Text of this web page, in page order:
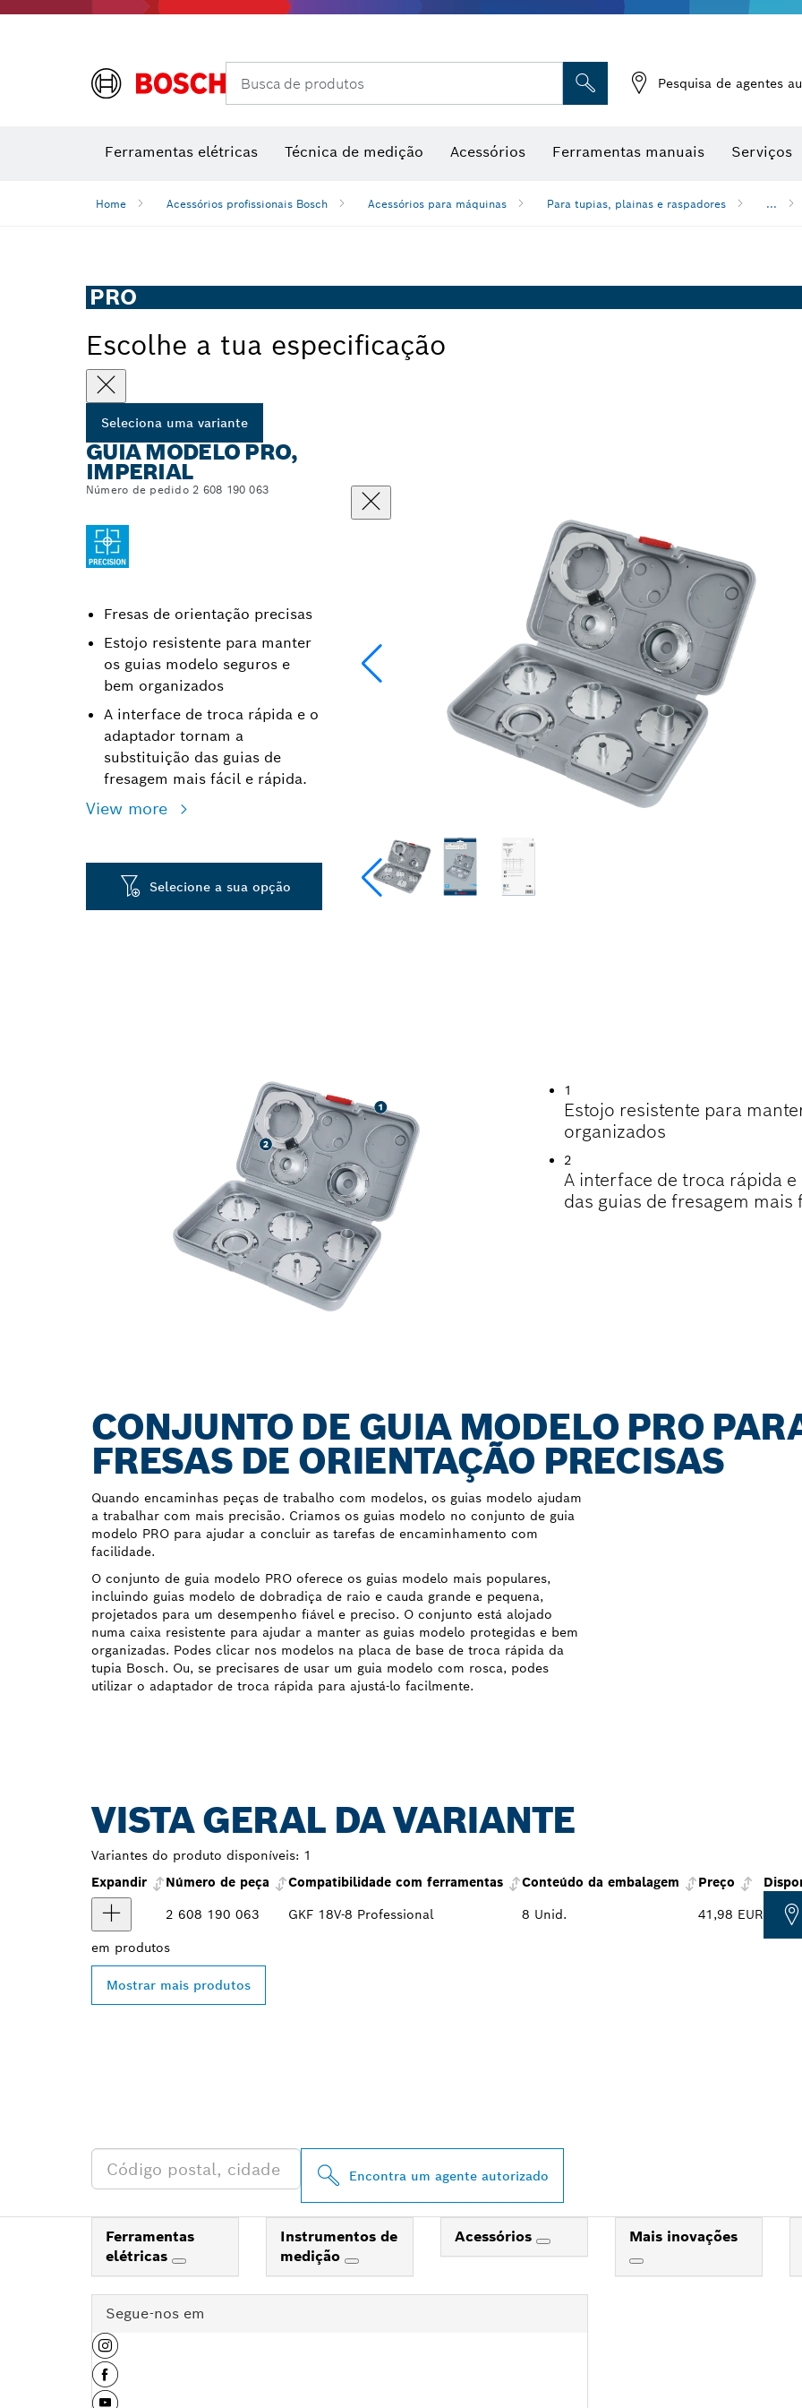
Busca de produtos Pesquisa de agentes
Ferramentas elétricas Técnica de medição Acessórios Ferramentas manuais Serviços
Home Acessórios profissionais Bosch Acessórios para máquinas Para tupias, plainas e raspadores ...
PRO
Escolhe a tua especificação
Seleciona uma variante
GUIA MODELO PRO,
IMPERIAL
Número de pedido 2 608 190 063
Fresas de orientação precisas
Estojo resistente para manter
os guias modelo seguros e
bem organizados
A interface de troca rápida e o
adaptador tornam a
substituição das guias de
fresagem mais fácil e rápida.
View more
Selecione a sua opção
1
Estojo resistente para
organizados
2
A interface de troca rápida
das guias de fresagem mais
CONJUNTO DE GUIA MODELO PRO
FRESAS DE ORIENTAÇÃO PRECISAS
Quando encaminhas peças de trabalho com modelos, os guias modelo ajudam
a trabalhar com mais precisão. Criamos os guias modelo no conjunto de guia
modelo PRO para ajudar a concluir as tarefas de encaminhamento com
facilidade.
O conjunto de guia modelo PRO oferece os guias modelo mais populares,
incluindo guias modelo de dobradiça de raio e cauda grande e pequena,
projetados para um desempenho fiável e preciso. O conjunto está alojado
numa caixa resistente para ajudar a manter as guias modelo protegidas e bem
organizadas. Podes clicar nos modelos na placa de base de troca rápida da
tupia Bosch. Ou, se precisares de usar um guia modelo com rosca, podes
utilizar o adaptador de troca rápida para ajustá-lo facilmente.
VISTA GERAL DA VARIANTE
Variantes do produto disponíveis: 1
Expandir
Número de peça Compatibilidade com ferramentas Conteúdo da embalagem Preço
2 608 190 063
GKF 18V-8 Professional 8 Unid. 41,98 EUR
em produtos
Mostrar mais produtos
Encontra um agente autorizado
Ferramentas
elétricas
Instrumentos de
medição
Acessórios Mais inovações
Segue-nos em